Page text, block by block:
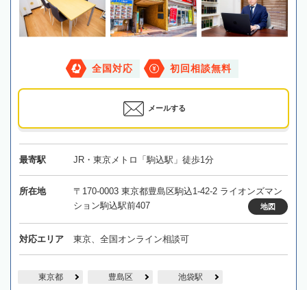
全国対応 初回相談無料
メールする
最寄駅 JR・東京メトロ「駒込駅」徒歩1分
所在地
〒170-0003 東京都豊島区駒込1-42-2 ライオンズマン
ション駒込駅前407
地図
対応エリア 東京、全国オンライン相談可
東京都 豊島区 池袋駅